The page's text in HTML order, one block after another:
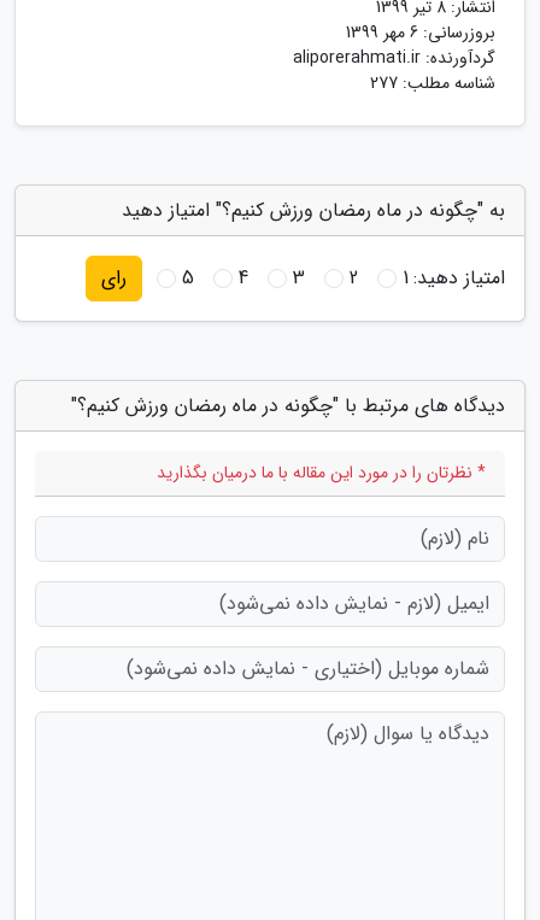
انتشار: 8 تیر 1399
بروزرسانی: 6 مهر 1399
گردآورنده: aliporerahmati.ir
شناسه مطلب: 277
به "چگونه در ماه رمضان ورزش کنیم؟" امتیاز دهید
امتیاز دهید:1
2
3
4
5 رای
دیدگاه های مرتبط با "چگونه در ماه رمضان ورزش کنیم؟"
* نظرتان را در مورد این مقاله با ما درمیان بگذارید